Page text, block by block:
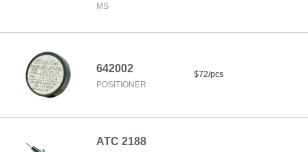
MS
642002
POSITIONER
$72/pcs
ATC 2188